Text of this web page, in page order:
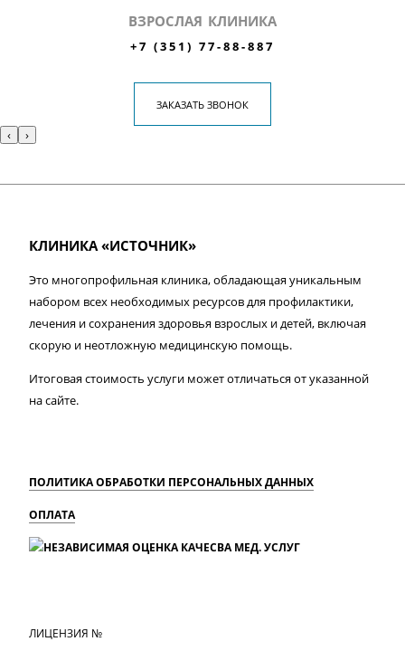
ВЗРОСЛАЯ КЛИНИКА
+7 (351) 77-88-887
ЗАКАЗАТЬ ЗВОНОК
‹ ›
КЛИНИКА «ИСТОЧНИК»
Это многопрофильная клиника, обладающая уникальным
набором всех необходимых ресурсов для профилактики,
лечения и сохранения здоровья взрослых и детей, включая
скорую и неотложную медицинскую помощь.
Итоговая стоимость услуги может отличаться от указанной
на сайте.
ПОЛИТИКА ОБРАБОТКИ ПЕРСОНАЛЬНЫХ ДАННЫХ
ОПЛАТА
ЛИЦЕНЗИЯ №